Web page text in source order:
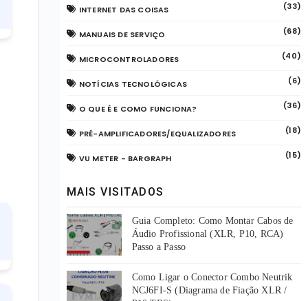
INTERNET DAS COISAS (33)
MANUAIS DE SERVIÇO (68)
MICROCONTROLADORES (40)
NOTÍCIAS TECNOLÓGICAS (6)
O QUE É E COMO FUNCIONA? (36)
PRÉ-AMPLIFICADORES/EQUALIZADORES (18)
VU METER - BARGRAPH (15)
MAIS VISITADOS
Guia Completo: Como Montar Cabos de
Áudio Profissional (XLR, P10, RCA)
Passo a Passo
Como Ligar o Conector Combo Neutrik
NCJ6FI-S (Diagrama de Fiação XLR /